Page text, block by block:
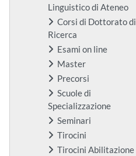
Linguistico di Ateneo
Corsi di Dottorato di
Ricerca
Esami on line
Master
Precorsi
Scuole di
Specializzazione
Seminari
Tirocini
Tirocini Abilitazione